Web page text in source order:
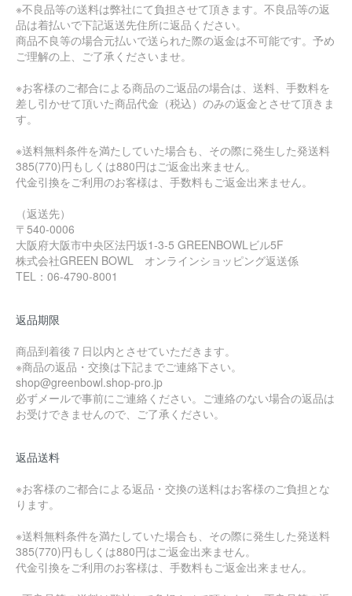
※不良品等の送料は弊社にて負担させて頂きます。不良品等の返
品は着払いで下記返送先住所に返品ください。
商品不良等の場合元払いで送られた際の返金は不可能です。予め
ご理解の上、ご了承くださいませ。
※お客様のご都合による商品のご返品の場合は、送料、手数料を
差し引かせて頂いた商品代金（税込）のみの返金とさせて頂きま
す。
※送料無料条件を満たしていた場合も、その際に発生した発送料
385(770)円もしくは880円はご返金出来ません。
代金引換をご利用のお客様は、手数料もご返金出来ません。
（返送先）
〒540-0006
大阪府大阪市中央区法円坂1-3-5 GREENBOWLビル5F
株式会社GREEN BOWL オンラインショッピング返送係
TEL：06-4790-8001
返品期限
商品到着後７日以内とさせていただきます。
※商品の返品・交換は下記までご連絡下さい。
shop@greenbowl.shop-pro.jp
必ずメールで事前にご連絡ください。ご連絡のない場合の返品は
お受けできませんので、ご了承ください。
返品送料
※お客様のご都合による返品・交換の送料はお客様のご負担とな
ります。
※送料無料条件を満たしていた場合も、その際に発生した発送料
385(770)円もしくは880円はご返金出来ません。
代金引換をご利用のお客様は、手数料もご返金出来ません。